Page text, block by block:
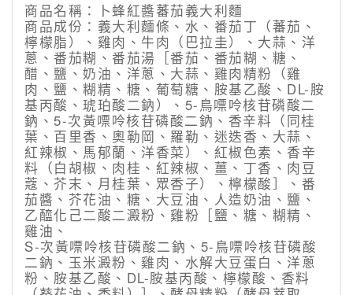
商品名稱：卜蜂紅醬蕃茄義大利麵
商品成份：義大利麵條、水、番茄丁（蕃茄、
檸檬脂）、雞肉、牛肉（巴拉圭）、大蒜、洋
蔥、番茄糊、番茄湯［番茄、番茄糊、糖、
醋、鹽、奶油、洋蔥、大蒜、雞肉精粉（雞
肉、鹽、糊精、糖、葡萄糖、胺基乙酸、DL-胺
基丙酸、琥珀酸二鈉）、5-鳥嘌呤核苷磷酸二
鈉、5-次黃嘌呤核苷磷酸二鈉、香辛料（同桂
葉、百里香、奧勒岡、羅勒、迷迭香、大蒜、
紅辣椒、馬郁蘭、洋香菜）、紅椒色素、香辛
料（白胡椒、肉桂、紅辣椒、薑、丁香、肉豆
蔻、芥末、月桂葉、眾香子）、檸檬酸］、番
茄醬、芥花油、糖、大豆油、人造奶油、鹽、
乙醯化己二酸二澱粉、雞粉［鹽、糖、糊精、
雞油、
S-次黃嘌呤核苷磷酸二鈉、5-鳥嘌呤核苷磷酸
二鈉、玉米澱粉、雞肉、水解大豆蛋白、洋蔥
粉、胺基乙酸、DL-胺基丙酸、檸檬酸、香料